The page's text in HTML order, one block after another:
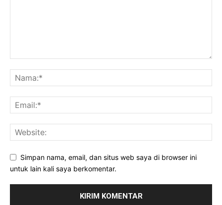
Simpan nama, email, dan situs web saya di browser ini
untuk lain kali saya berkomentar.